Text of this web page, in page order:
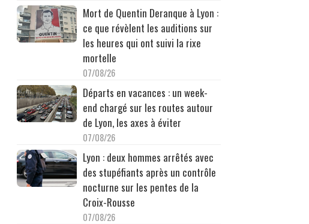
Mort de Quentin Deranque à Lyon :
ce que révèlent les auditions sur
les heures qui ont suivi la rixe
mortelle
07/08/26
Départs en vacances : un week-
end chargé sur les routes autour
de Lyon, les axes à éviter
07/08/26
Lyon : deux hommes arrêtés avec
des stupéfiants après un contrôle
nocturne sur les pentes de la
Croix-Rousse
07/08/26